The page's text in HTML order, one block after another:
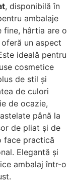
, disponibilă în
ambalaje
fine, hârtia are o
un aspect
ideală pentru
cosmetice
de stil și
de culori
de ocazie,
până la
de pliat și de
face practică
Elegantă și
ambalaj într-o